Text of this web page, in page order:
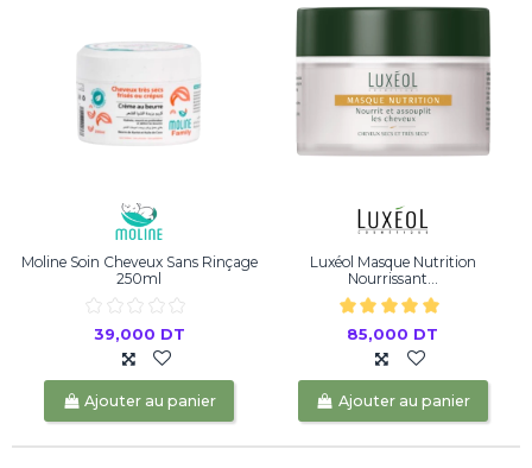
Moline Soin Cheveux Sans Rinçage
250ml
39,000 DT
Ajouter au panier
Luxéol Masque Nutrition
Nourrissant...
85,000 DT
Ajouter au panier